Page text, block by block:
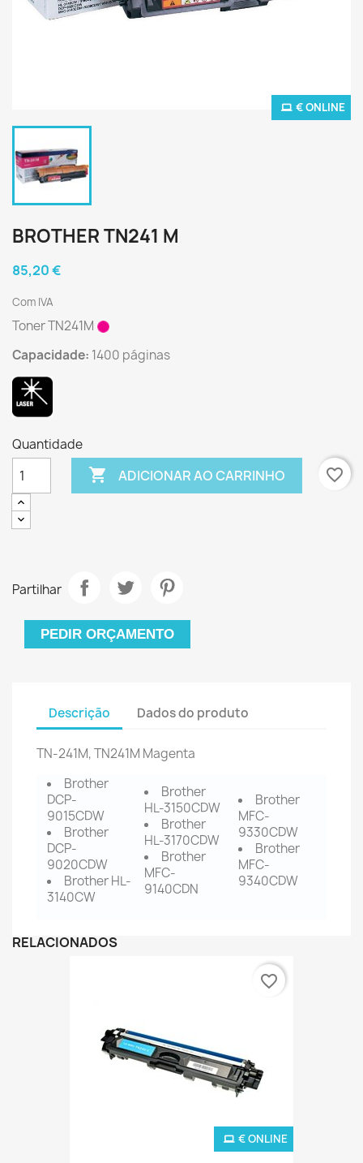
€ ONLINE
BROTHER TN241 M
85,20 €
Com IVA
Toner TN241M
Capacidade: 1400 páginas
Quantidade
 ADICIONAR AO CARRINHO favorite_border
Partilhar
PEDIR ORÇAMENTO
Descrição Dados do produto
TN-241M, TN241M Magenta
Brother
DCP-
9015CDW
Brother
DCP-
9020CDW
Brother HL-
3140CW
Brother
HL-3150CDW
Brother
HL-3170CDW
Brother
MFC-
9140CDN
Brother
MFC-
9330CDW
Brother
MFC-
9340CDW
RELACIONADOS
€ ONLINE
favorite_border